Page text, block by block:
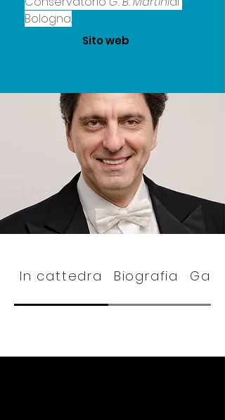
Bologna.
Sito web
In cattedra Biografia